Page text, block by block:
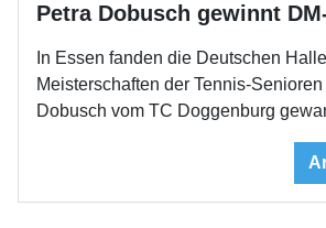
Petra Dobusch gewinnt
In Essen fanden die Deutschen
Meisterschaften der Tennis-Senioren
Dobusch vom TC Doggenburg